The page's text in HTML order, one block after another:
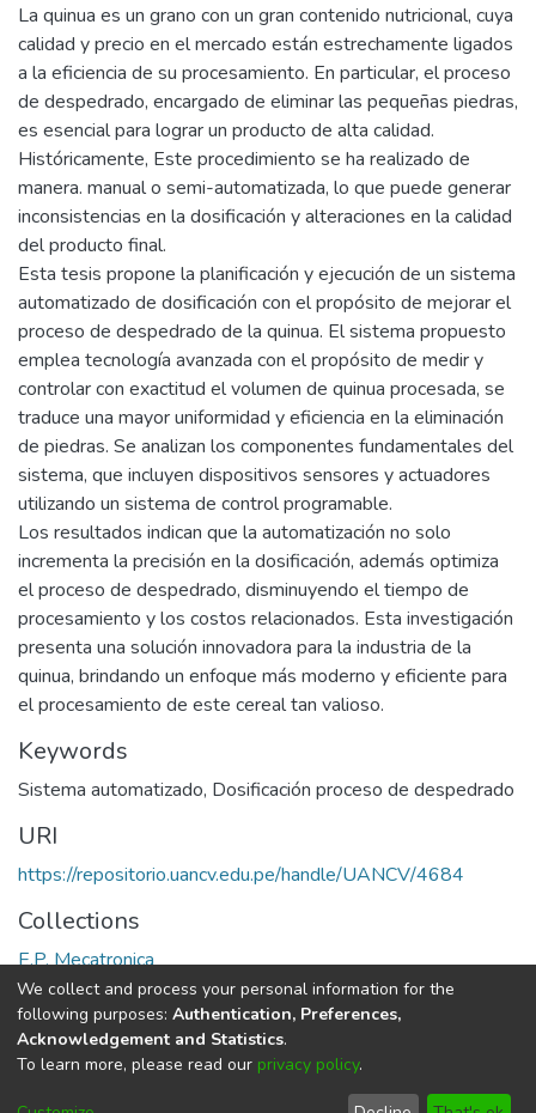
La quinua es un grano con un gran contenido nutricional, cuya
calidad y precio en el mercado están estrechamente ligados
a la eficiencia de su procesamiento. En particular, el proceso
de despedrado, encargado de eliminar las pequeñas piedras,
es esencial para lograr un producto de alta calidad.
Históricamente, Este procedimiento se ha realizado de
manera. manual o semi-automatizada, lo que puede generar
inconsistencias en la dosificación y alteraciones en la calidad
del producto final.
Esta tesis propone la planificación y ejecución de un sistema
automatizado de dosificación con el propósito de mejorar el
proceso de despedrado de la quinua. El sistema propuesto
emplea tecnología avanzada con el propósito de medir y
controlar con exactitud el volumen de quinua procesada, se
traduce una mayor uniformidad y eficiencia en la eliminación
de piedras. Se analizan los componentes fundamentales del
sistema, que incluyen dispositivos sensores y actuadores
utilizando un sistema de control programable.
Los resultados indican que la automatización no solo
incrementa la precisión en la dosificación, además optimiza
el proceso de despedrado, disminuyendo el tiempo de
procesamiento y los costos relacionados. Esta investigación
presenta una solución innovadora para la industria de la
quinua, brindando un enfoque más moderno y eficiente para
el procesamiento de este cereal tan valioso.
Keywords
Sistema automatizado, Dosificación proceso de despedrado
URI
https://repositorio.uancv.edu.pe/handle/UANCV/4684
Collections
E.P. Mecatronica
Full item page
DSpace softwarecopyright © 2002-2026
Cookie End User Send
We collect and process your personal information for the
following purposes: Authentication, Preferences,
Acknowledgement and Statistics.
To learn more, please read our privacy policy.